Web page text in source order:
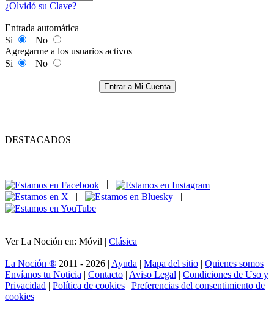
¿Olvidó su Clave?
Entrada automática
Si
No
Agregarme a los usuarios activos
Si
No
Entrar a Mi Cuenta
DESTACADOS
|
|
Ver La Noción en: Móvil | Clásica
La Noción ® 2011 - 2026 | Ayuda | Mapa del sitio | Quienes somos |
Envíanos tu Noticia | Contacto | Aviso Legal | Condiciones de Uso y
Privacidad | Política de cookies | Preferencias del consentimiento de
cookies